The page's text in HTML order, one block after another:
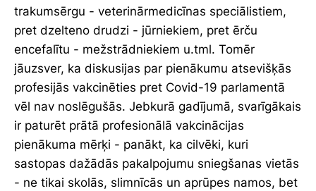
trakumsērgu - veterinārmedicīnas speciālistiem,
pret dzelteno drudzi - jūrniekiem, pret ērču
encefalītu - mežstrādniekiem u.tml. Tomēr
jāuzsver, ka diskusijas par pienākumu atsevišķās
profesijās vakcinēties pret Covid-19 parlamentā
vēl nav noslēgušās. Jebkurā gadījumā, svarīgākais
ir paturēt prātā profesionālā vakcinācijas
pienākuma mērķi - panākt, ka cilvēki, kuri
sastopas dažādās pakalpojumu sniegšanas vietās
- ne tikai skolās, slimnīcās un aprūpes namos, bet